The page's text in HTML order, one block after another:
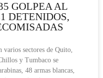
GOLPEA AL
DETENIDOS,
sectores de Quito,
y Tumbaco se
48 armas blancas,